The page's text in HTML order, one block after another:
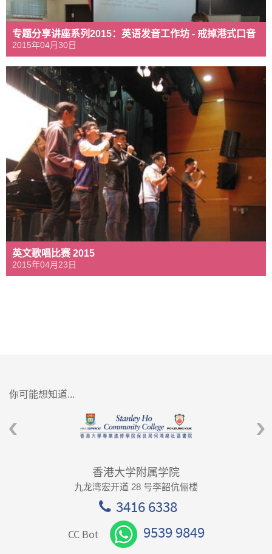
专题分享讲座系列2015：英语发音工作坊 - 戒掉港式口音
2015年04月30日
英文歌唱比赛 2015
2015年04月23日
你可能想知道...
香港大学附属学院
九龙湾宏开道 28 号李韶伉俪楼
3416 6338
CC Bot 9539 9849